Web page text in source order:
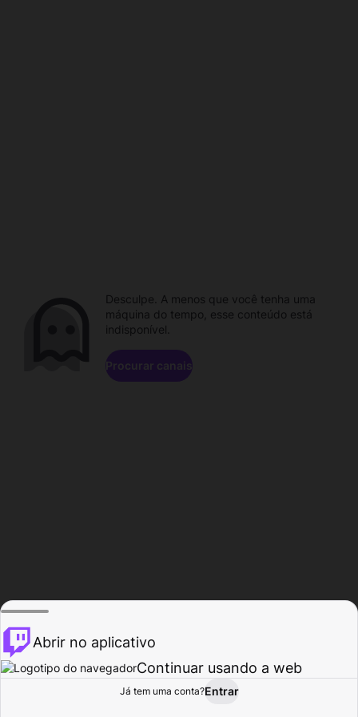
Procurar Atividade
Desculpe. A menos que você tenha uma
máquina do tempo, esse conteúdo está
indisponível.
Procurar canais
Abrir no aplicativo
Continuar usando a web
Já tem uma conta?Entrar